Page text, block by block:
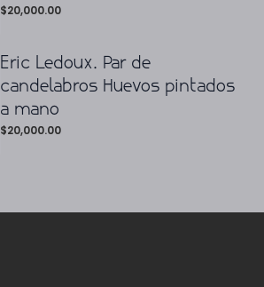
$20,000.00
Eric Ledoux. Par de
candelabros Huevos pintados
a mano
$20,000.00